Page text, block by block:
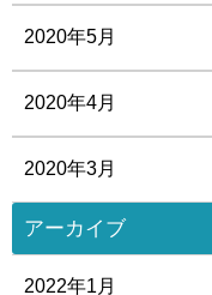
2020年5月
2020年4月
2020年3月
アーカイブ
2022年1月